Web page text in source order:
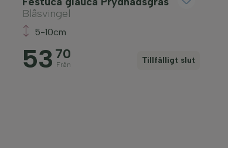
Blåsvingel
5-10cm
53 70
Från Tillfälligt slut